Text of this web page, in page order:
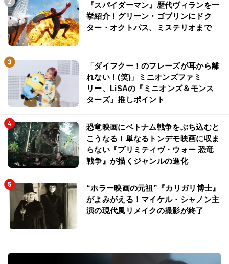
『スパイダーマン』歴代ヴィランを一
挙紹介！グリーン・ゴブリンにドク
ター・オクトパス、ミステリオまで
「ダイフクー！のフレーズが耳から離
れない！(笑)」ミニオンズファミ
リー、LiSAの『ミニオンズ＆モンス
ターズ』推しポイント
恐竜映画にベトナム戦争をぶち込むと
こうなる！単なるトンデモ映画に収ま
らない『プリミティヴ・ウォー 恐竜
戦争』が描くジャンルの進化
“ホラー映画の元祖”『カリガリ博士』
がよみがえる！マイケル・シャノン主
演の現代風リメイクの撮影が終了